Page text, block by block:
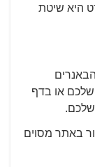
היא שיטת
או בדף
באתר מסוים